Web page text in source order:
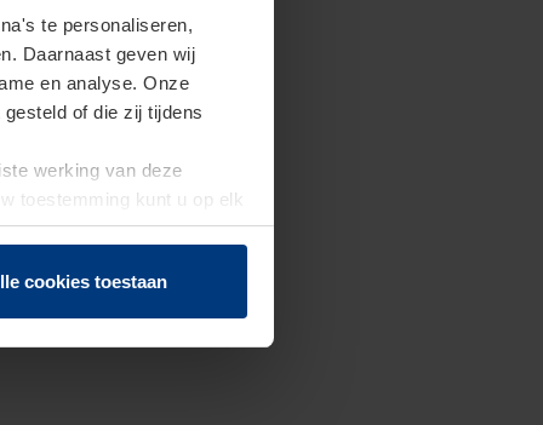
te personaliseren,
Daarnaast geven wij
en analyse. Onze
of die zij tijdens
werking van deze
toestemming kunt u op elk
herroepen.
cookies toestaan